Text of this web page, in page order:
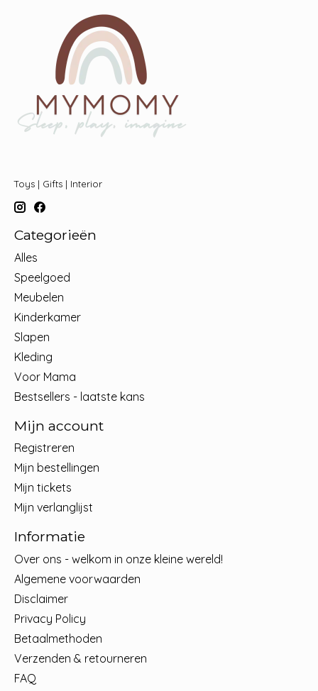
Toys | Gifts | Interior
Categorieën
Alles
Speelgoed
Meubelen
Kinderkamer
Slapen
Kleding
Voor Mama
Bestsellers - laatste kans
Mijn account
Registreren
Mijn bestellingen
Mijn tickets
Mijn verlanglijst
Informatie
Over ons - welkom in onze kleine wereld!
Algemene voorwaarden
Disclaimer
Privacy Policy
Betaalmethoden
Verzenden & retourneren
FAQ